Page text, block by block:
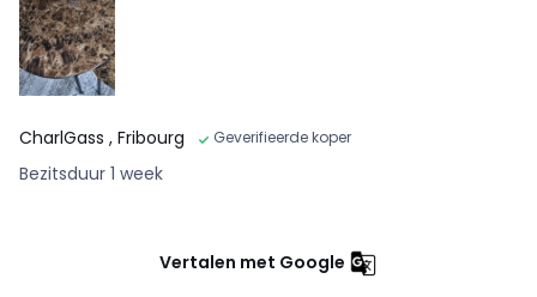
CharlGass , Fribourg Geverifieerde koper
Bezitsduur 1 week
Vertalen met Google